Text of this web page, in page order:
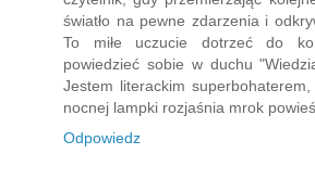
światło na pewne zdarzenia i
To miłe uczucie dotrzeć do
powiedzieć sobie w duchu
Jestem literackim superbohaterem,
nocnej lampki rozjaśnia mrok
Odpowiedz